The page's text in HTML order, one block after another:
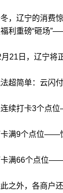
辽宁的消费惊
利重磅“砸场
日，辽宁将正
简单：云闪付
打卡3个点位
9个点位——惊
66个点位——
外，各商户还